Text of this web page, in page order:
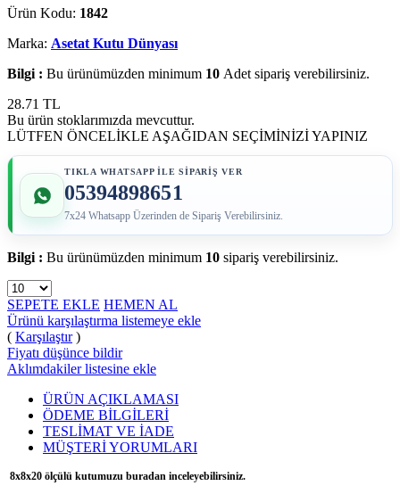
Ürün Kodu: 1842
Marka: Asetat Kutu Dünyası
Bilgi : Bu ürünümüzden minimum 10 Adet sipariş verebilirsiniz.
28.71 TL
Bu ürün stoklarımızda mevcuttur.
LÜTFEN ÖNCELİKLE AŞAĞIDAN SEÇİMİNİZİ YAPINIZ
TIKLA WHATSAPP İLE SİPARİŞ VER
05394898651
7x24 Whatsapp Üzerinden de Sipariş Verebilirsiniz.
Bilgi : Bu ürünümüzden minimum 10 sipariş verebilirsiniz.
SEPETE EKLE HEMEN AL
Ürünü karşılaştırma listemeye ekle
( Karşılaştır)
Fiyatı düşünce bildir
Aklımdakiler listesine ekle
ÜRÜN AÇIKLAMASI
ÖDEME BİLGİLERİ
TESLİMAT VE İADE
MÜŞTERİ YORUMLARI
8x8x20 ölçülü kutumuzu buradan inceleyebilirsiniz.